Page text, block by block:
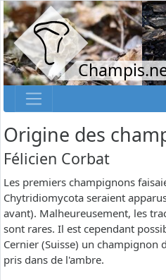
Origine des
Félicien Corbat
Les premiers champignons
Chytridiomycota seraient
avant). Malheureusement, les
sont rares. Il est cependant
Cernier (Suisse) un champignon
pris dans de l'ambre.